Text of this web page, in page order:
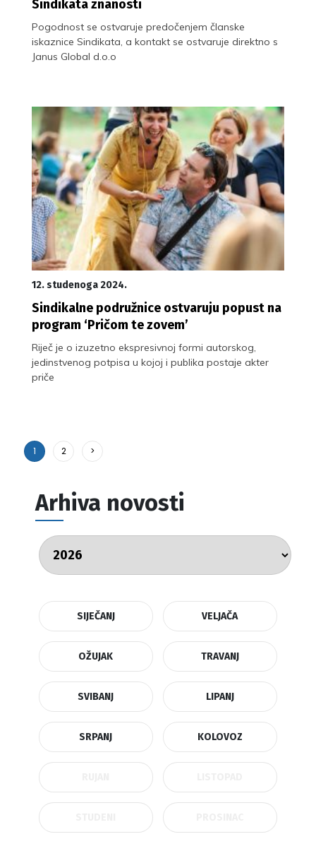
Sindikata znanosti
Pogodnost se ostvaruje predočenjem članske
iskaznice Sindikata, a kontakt se ostvaruje direktno s
Janus Global d.o.o
12. studenoga 2024.
Sindikalne podružnice ostvaruju popust na
program ‘Pričom te zovem’
Riječ je o izuzetno ekspresivnoj formi autorskog,
jedinstvenog potpisa u kojoj i publika postaje akter
priče
1 2 >
Arhiva novosti
SIJEČANJ VELJAČA
OŽUJAK TRAVANJ
SVIBANJ LIPANJ
SRPANJ KOLOVOZ